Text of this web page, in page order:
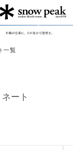
Snow Peak
一覧
ート